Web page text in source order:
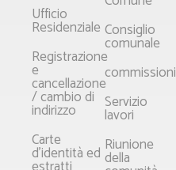
Ufficio
Residenziale
Registrazione
e
cancellazione
/ cambio di
indirizzo
Carte
d'identità ed
Consiglio
comunale
commissioni
Servizio
lavori
Riunione
della